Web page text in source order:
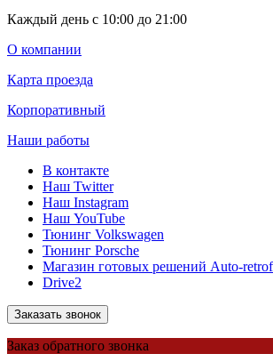
Каждый день с 10:00 до 21:00
О компании
Карта проезда
Корпоративный
Наши работы
В контакте
Наш Twitter
Наш Instagram
Наш YouTube
Тюнинг Volkswagen
Тюнинг Porsche
Магазин готовых решений Auto-
Drive2
Заказать звонок
Заказ обратного звонка